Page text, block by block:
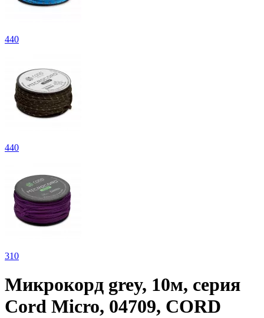
440
440
310
Микрокорд grey, 10м, серия
Cord Micro, 04709, CORD